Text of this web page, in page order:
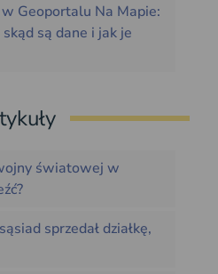
Geoportalu Na Mapie:
są dane i jak je
światowej w
sprzedał działkę,